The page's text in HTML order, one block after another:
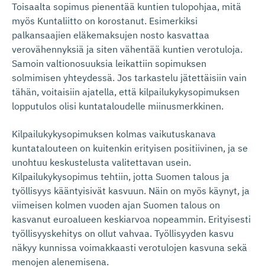
Toisaalta sopimus pienentää kuntien tulopohjaa, mitä
myös Kuntaliitto on korostanut. Esimerkiksi
palkansaajien eläkemaksujen nosto kasvattaa
verovähennyksiä ja siten vähentää kuntien verotuloja.
Samoin valtionosuuksia leikattiin sopimuksen
solmimisen yhteydessä. Jos tarkastelu jätettäisiin vain
tähän, voitaisiin ajatella, että kilpailukykysopimuksen
lopputulos olisi kuntataloudelle miinusmerkkinen.
Kilpailukykysopimuksen kolmas vaikutuskanava
kuntatalouteen on kuitenkin erityisen positiivinen, ja se
unohtuu keskustelusta valitettavan usein.
Kilpailukykysopimus tehtiin, jotta Suomen talous ja
työllisyys kääntyisivät kasvuun. Näin on myös käynyt, ja
viimeisen kolmen vuoden ajan Suomen talous on
kasvanut euroalueen keskiarvoa nopeammin. Erityisesti
työllisyyskehitys on ollut vahvaa. Työllisyyden kasvu
näkyy kunnissa voimakkaasti verotulojen kasvuna sekä
menojen alenemisena.